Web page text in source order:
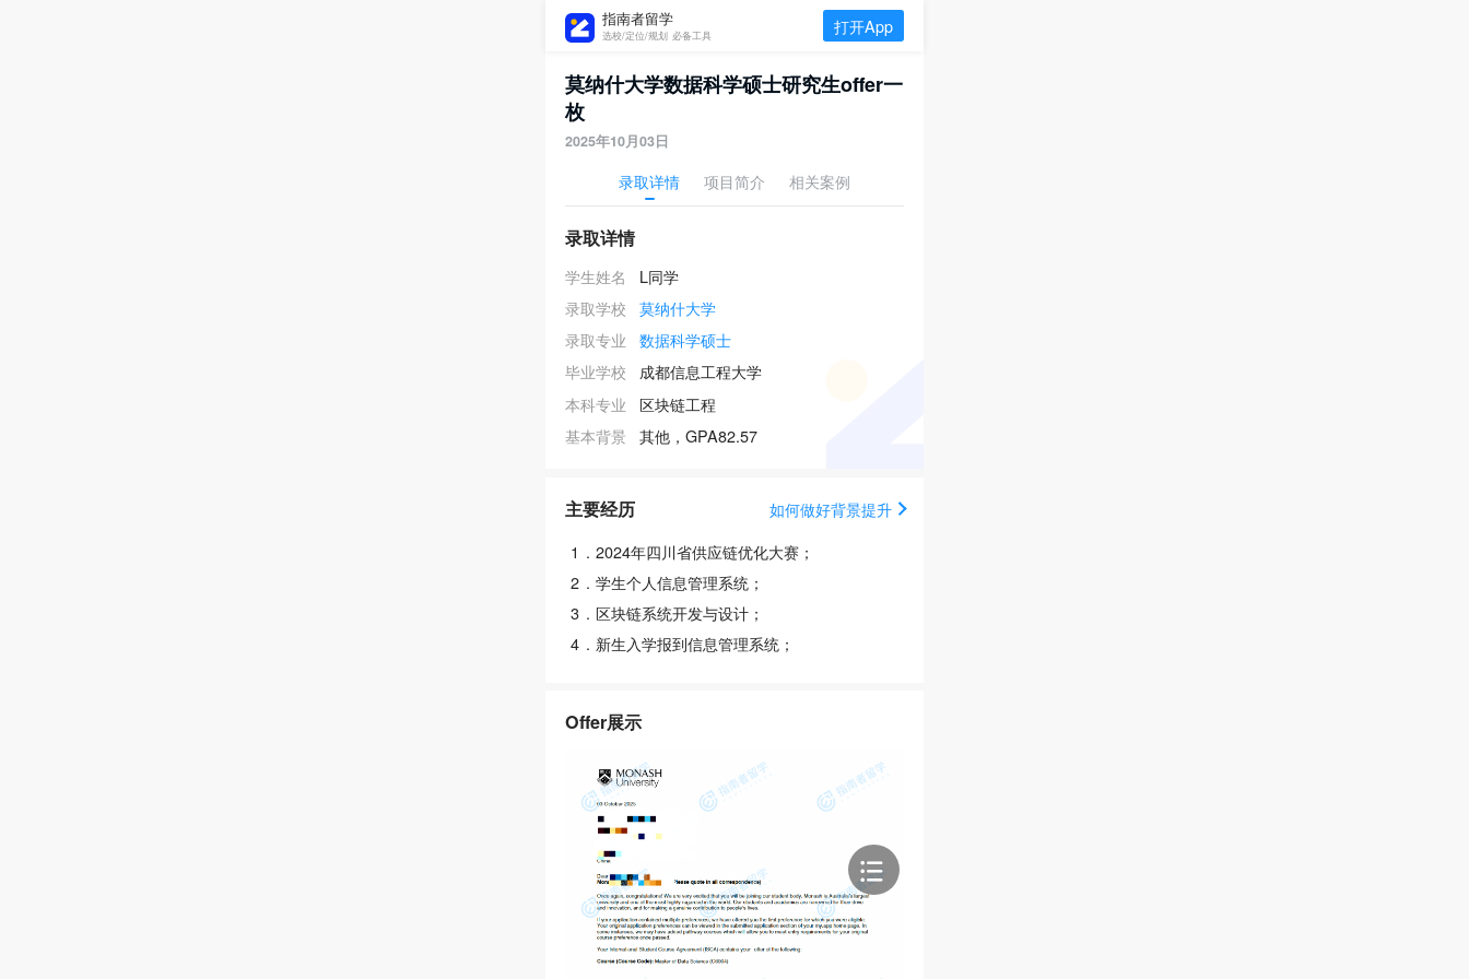
指南者留学
选校/定位/规划 必备工具 打开App
莫纳什大学数据科学硕士研究生offer一
枚
2025年10月03日
录取详情 项目简介 相关案例
录取详情
学生姓名
L同学
录取学校
莫纳什大学
录取专业
数据科学硕士
毕业学校
成都信息工程大学
本科专业
区块链工程
基本背景
其他，GPA82.57
主要经历
如何做好背景提升
1 . 2024年四川省供应链优化⼤赛；
2 . 学⽣个⼈信息管理系统；
3 . 区块链系统开发与设计；
4 . 新生入学报到信息管理系统；
Offer展示